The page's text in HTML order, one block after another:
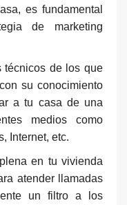
es fundamental
de marketing
técnicos de los que
su conocimiento
a tu casa de una
medios como
Internet, etc.
en tu vivienda
atender llamadas
un filtro a los